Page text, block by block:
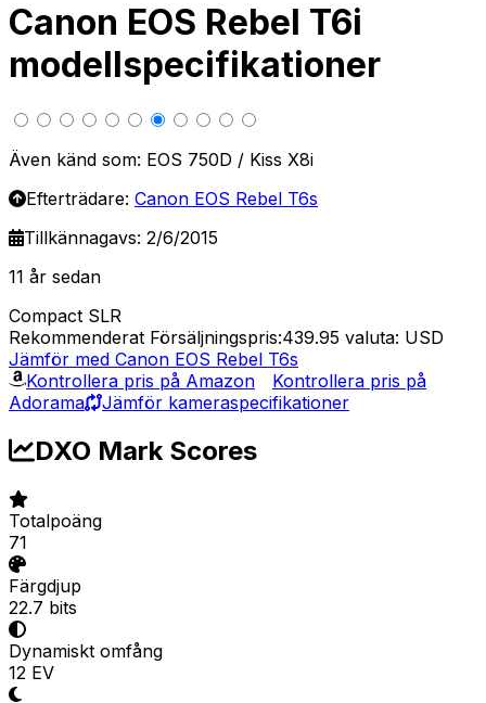
Canon EOS Rebel T6i
modellspecifikationer
Även känd som: EOS 750D / Kiss X8i
Efterträdare: Canon EOS Rebel T6s
Tillkännagavs: 2/6/2015
11 år sedan
Compact SLR
Rekommenderat Försäljningspris:439.95 valuta: USD
Jämför med Canon EOS Rebel T6s
Kontrollera pris på Amazon
Kontrollera pris på
Adorama
Jämför kameraspecifikationer
DXO Mark Scores
Totalpoäng
71
Färgdjup
22.7 bits
Dynamiskt omfång
12 EV